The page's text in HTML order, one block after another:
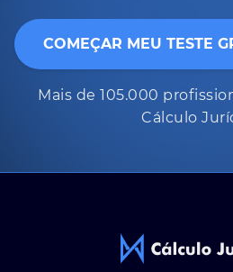
COMEÇAR MEU TESTE
Mais de 105.000
Cálculo